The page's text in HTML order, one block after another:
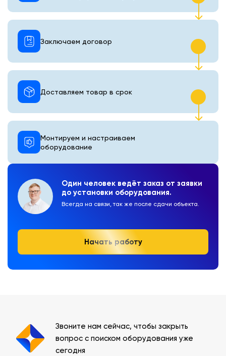
Один человек ведёт заказ от заявки
до установки оборудования.
Всегда на связи, так же после сдачи объекта.
Начать работу
Монтируем и настраиваем
оборудование
Доставляем товар в срок
Заключаем договор
Звоните нам сейчас, чтобы закрыть
вопрос с поиском оборудования уже
сегодня